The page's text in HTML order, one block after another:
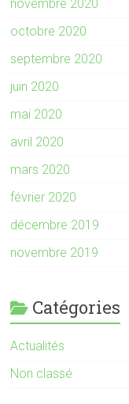
novembre 2020
octobre 2020
septembre 2020
juin 2020
mai 2020
avril 2020
mars 2020
février 2020
décembre 2019
novembre 2019
Catégories
Actualités
Non classé